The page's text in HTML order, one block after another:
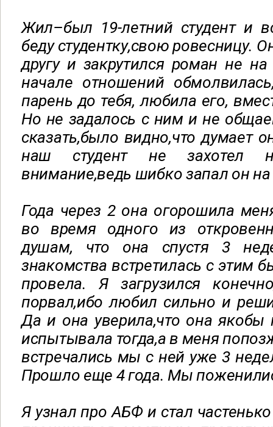
Жил–был 19-летний студент и
беду студентку,свою ровесницу.
другу и закрутился роман не
начале отношений
парень до тебя, любила его,
Но не задалось с ним и не
сказать,было видно,что думает
наш студент не захотел
внимание,ведь шибко запал он на
Года через 2 она огорошила
во время одного из
душам, что она спустя 3
знакомства встретилась с этим
провела. Я загрузился
порвал,ибо любил сильно и
Да и она уверила,что она якобы
испытывала тогда,а в меня
встречались мы с ней уже 3
Прошло еще 4 года. Мы
Я узнал про АБФ и стал